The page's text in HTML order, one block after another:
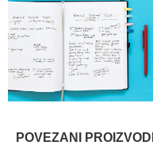
POVEZANI PROIZVODI